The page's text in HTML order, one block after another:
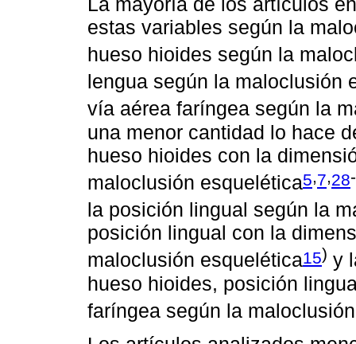
estas variables según la
hueso hioides según la
lengua según la maloclusión
vía aérea faríngea según la
una menor cantidad lo hace
hueso hioides con la
maloclusión esquelética5 7 28-
la posición lingual según la
posición lingual con la
maloclusión esquelética15) y
hueso hioides, posición
faríngea según la